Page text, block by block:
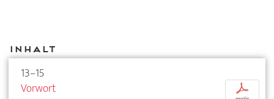
Inhalt
13–15
Vorwort
p